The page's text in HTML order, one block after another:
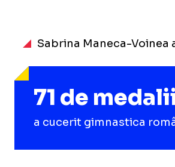
Sabrina Maneca-Voinea
71 de
a cucerit gimnastica